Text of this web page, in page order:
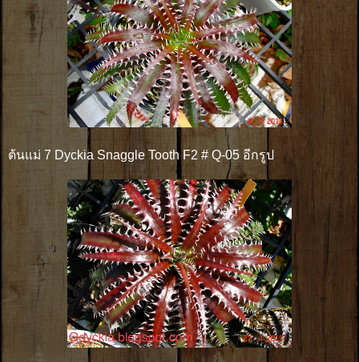
ต้นแม่ 7 Dyckia Snaggle Tooth F2 # Q-05 อีกรูป